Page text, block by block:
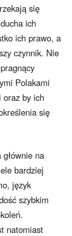
się
ich
ich prawo, a
czynnik. Nie
Polakami
oraz by ich
się
na
bardziej
język
szybkim
natomiast